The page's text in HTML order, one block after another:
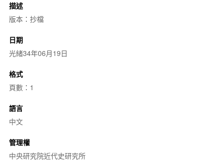
描述
版本：抄檔
日期
光緒34年06月19日
格式
頁數：1
語言
中文
管理權
中央研究院近代史研究所